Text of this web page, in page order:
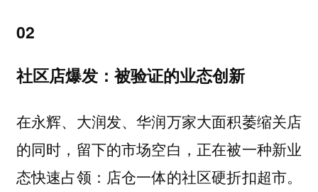
02
社区店爆发：被验证的业态创新
在永辉、大润发、华润万家大面积萎缩关店
的同时，留下的市场空白，正在被一种新业
态快速占领：店仓一体的社区硬折扣超市。